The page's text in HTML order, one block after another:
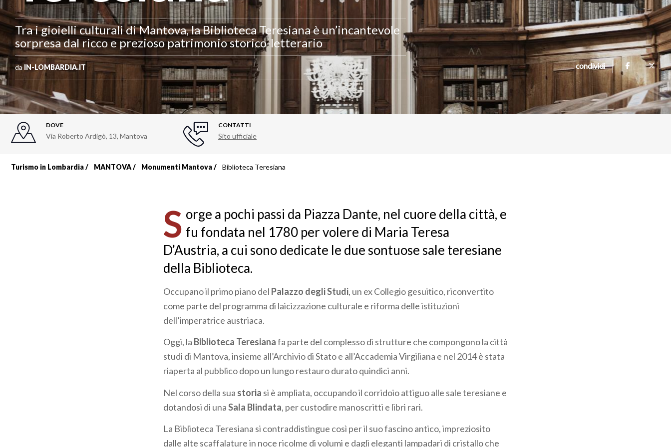
Tra i gioielli culturali di Mantova, la Biblioteca Teresiana è un’incantevole
sorpresa dal ricco e prezioso patrimonio storico-letterario
daIN-LOMBARDIA.IT condividi
DOVE
Via Roberto Ardigò, 13, Mantova
CONTATTI
Sito ufficiale
Turismo in Lombardia MANTOVA Monumenti Mantova Biblioteca Teresiana
S orge a pochi passi da Piazza Dante, nel cuore della città, e
fu fondata nel 1780 per volere di Maria Teresa
D’Austria, a cui sono dedicate le due sontuose sale teresiane
della Biblioteca.
Occupano il primo piano del Palazzo degli Studi, un ex Collegio gesuitico, riconvertito
come parte del programma di laicizzazione culturale e riforma delle istituzioni
dell’imperatrice austriaca.
Oggi, la Biblioteca Teresianafa parte del complesso di strutture che compongono la città
studi di Mantova, insieme all’Archivio di Stato e all’Accademia Virgiliana e nel 2014 è stata
riaperta al pubblico dopo un lungo restauro durato quindici anni.
Nel corso della sua storia si è ampliata, occupando il corridoio attiguo alle sale teresiane e
dotandosi di unaSala Blindata, per custodire manoscritti e libri rari.
La Biblioteca Teresiana si contraddistingue così per il suo fascino antico, impreziosito
dalle alte scaffalature in noce ricolme di volumi e dagli eleganti lampadari di cristallo che